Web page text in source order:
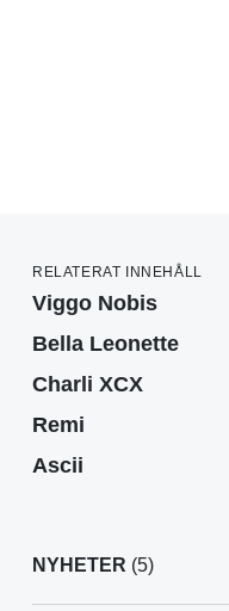
RELATERAT INNEHÅLL
Viggo Nobis
Bella Leonette
Charli XCX
Remi
Ascii
NYHETER (5)